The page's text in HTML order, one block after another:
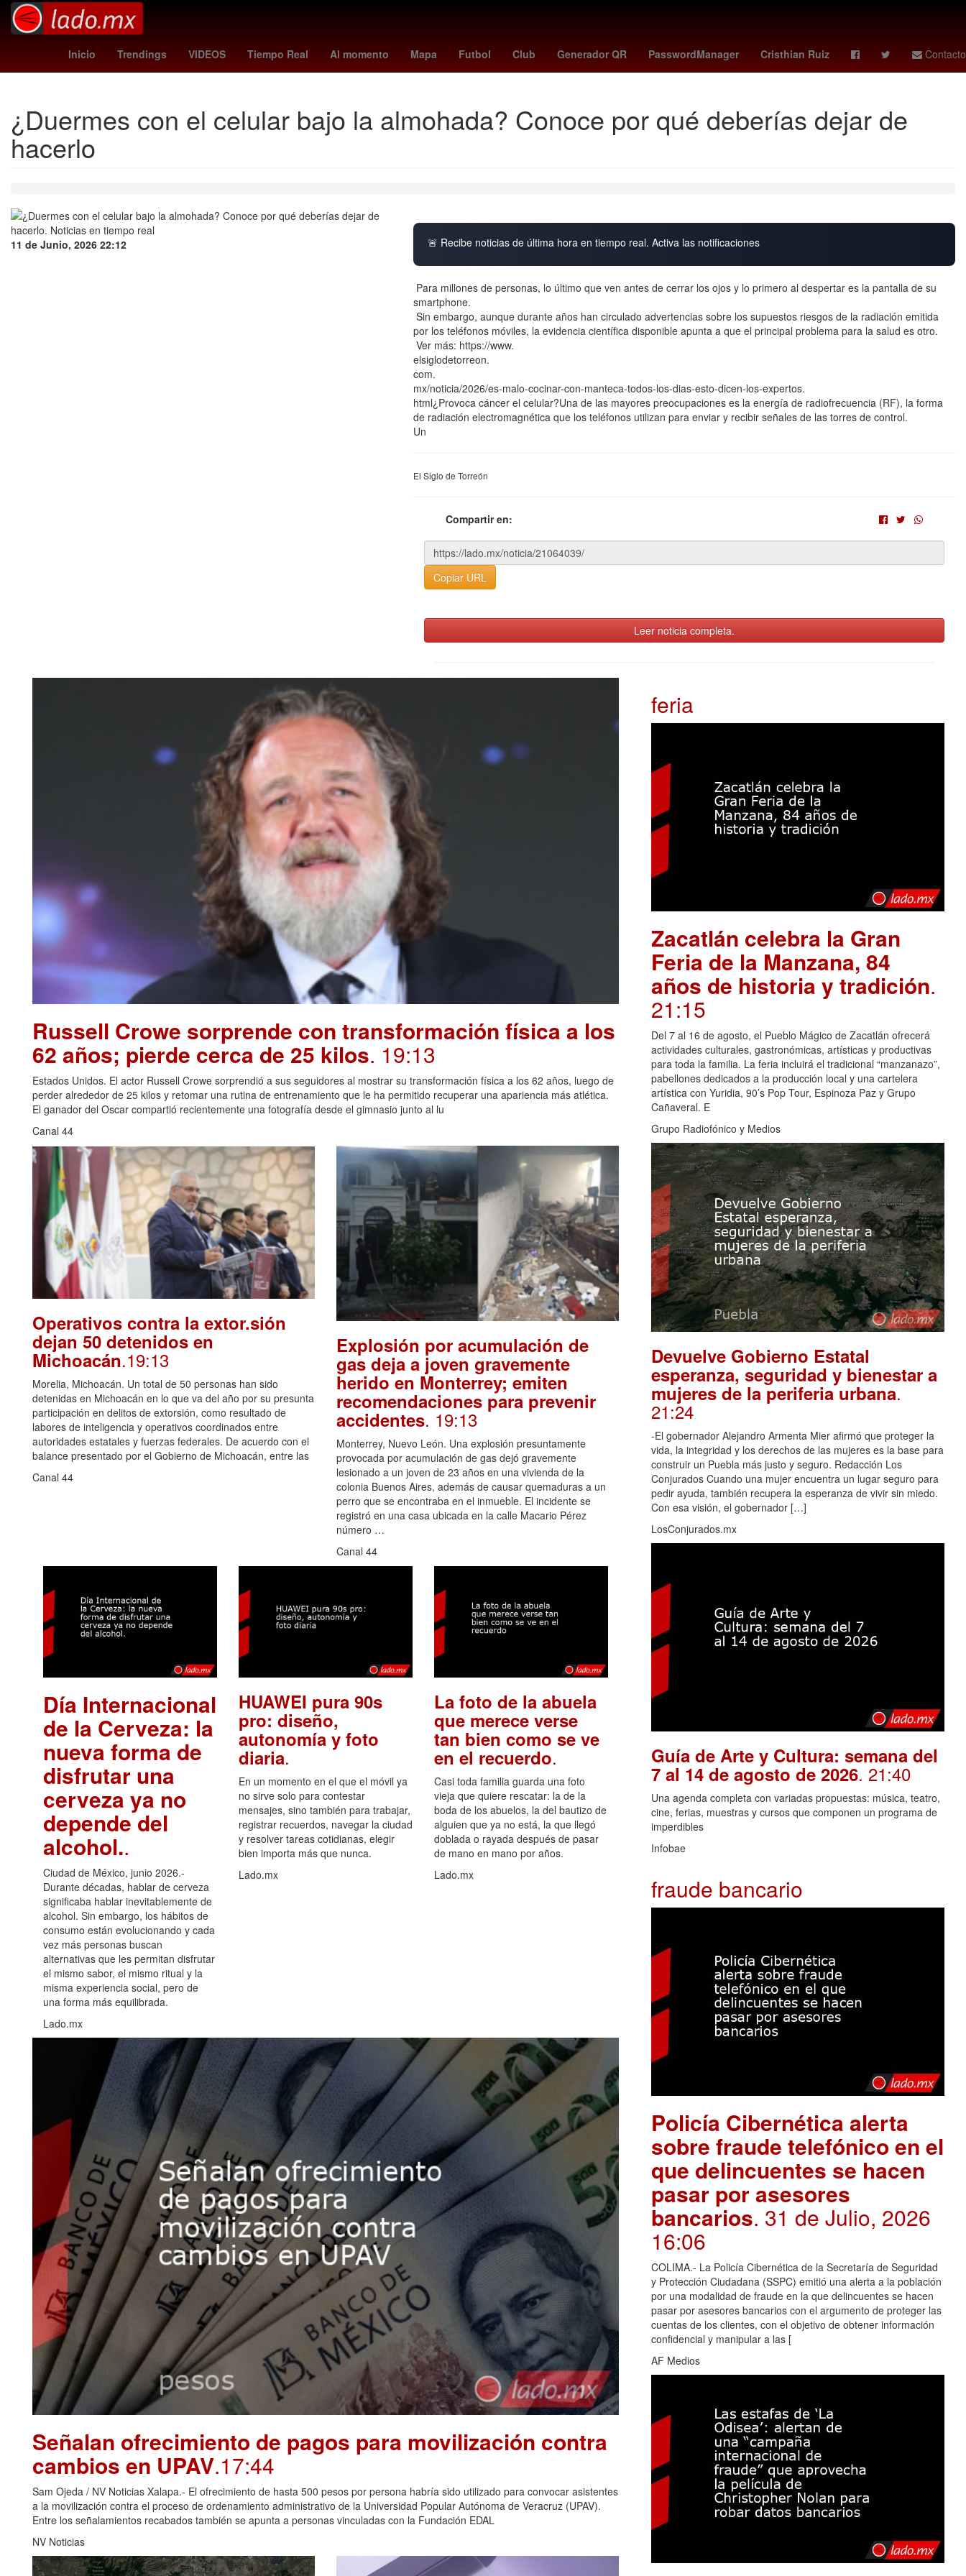
Inicio Trendings VIDEOS Tiempo Real Al momento Mapa Futbol Club Generador QR PasswordManager Cristhian Ruiz Contacto
jefferson lerma grecia quiroz Rockstar Games chucky lozano caracol en vivo biometría new york city fc Propiedad privada gideon mensah america hoy
¿Duermes con el celular bajo la almohada? Conoce por qué deberías dejar de
hacerlo
11 de Junio, 2026 22:12 🚨 Recibe noticias de última hora en tiempo real. Activa las notificaciones
Para millones de personas, lo último que ven antes de cerrar los ojos y lo primero al despertar es la pantalla de su
smartphone.
Sin embargo, aunque durante años han circulado advertencias sobre los supuestos riesgos de la radiación emitida
por los teléfonos móviles, la evidencia científica disponible apunta a que el principal problema para la salud es otro.
Ver más: https://www.
elsiglodetorreon.
com.
mx/noticia/2026/es-malo-cocinar-con-manteca-todos-los-dias-esto-dicen-los-expertos.
html¿Provoca cáncer el celular?Una de las mayores preocupaciones es la energía de radiofrecuencia (RF), la forma
de radiación electromagnética que los teléfonos utilizan para enviar y recibir señales de las torres de control.
Un
El Siglo de Torreón
Compartir en:
Copiar URL
Leer noticia completa.
Russell Crowe sorprende con transformación física a los
62 años; pierde cerca de 25 kilos. 19:13
Estados Unidos. El actor Russell Crowe sorprendió a sus seguidores al mostrar su transformación física a los 62 años, luego de
perder alrededor de 25 kilos y retomar una rutina de entrenamiento que le ha permitido recuperar una apariencia más atlética.
El ganador del Oscar compartió recientemente una fotografía desde el gimnasio junto al lu
Canal 44
Operativos contra la extor.sión
dejan 50 detenidos en
Michoacán.19:13
Morelia, Michoacán. Un total de 50 personas han sido
detenidas en Michoacán en lo que va del año por su presunta
participación en delitos de extorsión, como resultado de
labores de inteligencia y operativos coordinados entre
autoridades estatales y fuerzas federales. De acuerdo con el
balance presentado por el Gobierno de Michoacán, entre las
Canal 44
Explosión por acumulación de
gas deja a joven gravemente
herido en Monterrey; emiten
recomendaciones para prevenir
accidentes. 19:13
Monterrey, Nuevo León. Una explosión presuntamente
provocada por acumulación de gas dejó gravemente
lesionado a un joven de 23 años en una vivienda de la
colonia Buenos Aires, además de causar quemaduras a un
perro que se encontraba en el inmueble. El incidente se
registró en una casa ubicada en la calle Macario Pérez
número …
Canal 44
Día Internacional
de la Cerveza: la
nueva forma de
disfrutar una
cerveza ya no
depende del
alcohol..
Ciudad de México, junio 2026.-
Durante décadas, hablar de cerveza
significaba hablar inevitablemente de
alcohol. Sin embargo, los hábitos de
consumo están evolucionando y cada
vez más personas buscan
alternativas que les permitan disfrutar
el mismo sabor, el mismo ritual y la
misma experiencia social, pero de
una forma más equilibrada.
Lado.mx
HUAWEI pura 90s
pro: diseño,
autonomía y foto
diaria.
En un momento en el que el móvil ya
no sirve solo para contestar
mensajes, sino también para trabajar,
registrar recuerdos, navegar la ciudad
y resolver tareas cotidianas, elegir
bien importa más que nunca.
Lado.mx
La foto de la abuela
que merece verse
tan bien como se ve
en el recuerdo.
Casi toda familia guarda una foto
vieja que quiere rescatar: la de la
boda de los abuelos, la del bautizo de
alguien que ya no está, la que llegó
doblada o rayada después de pasar
de mano en mano por años.
Lado.mx
Señalan ofrecimiento de pagos para movilización contra
cambios en UPAV.17:44
Sam Ojeda / NV Noticias Xalapa.- El ofrecimiento de hasta 500 pesos por persona habría sido utilizado para convocar asistentes
a la movilización contra el proceso de ordenamiento administrativo de la Universidad Popular Autónoma de Veracruz (UPAV).
Entre los señalamientos recabados también se apunta a personas vinculadas con la Fundación EDAL
NV Noticias
feria
Zacatlán celebra la Gran
Feria de la Manzana, 84
años de historia y tradición.
21:15
Del 7 al 16 de agosto, el Pueblo Mágico de Zacatlán ofrecerá
actividades culturales, gastronómicas, artísticas y productivas
para toda la familia. La feria incluirá el tradicional “manzanazo”,
pabellones dedicados a la producción local y una cartelera
artística con Yuridia, 90’s Pop Tour, Espinoza Paz y Grupo
Cañaveral. E
Grupo Radiofónico y Medios
Devuelve Gobierno Estatal
esperanza, seguridad y bienestar a
mujeres de la periferia urbana.
21:24
-El gobernador Alejandro Armenta Mier afirmó que proteger la
vida, la integridad y los derechos de las mujeres es la base para
construir un Puebla más justo y seguro. Redacción Los
Conjurados Cuando una mujer encuentra un lugar seguro para
pedir ayuda, también recupera la esperanza de vivir sin miedo.
Con esa visión, el gobernador […]
LosConjurados.mx
Guía de Arte y Cultura: semana del
7 al 14 de agosto de 2026. 21:40
Una agenda completa con variadas propuestas: música, teatro,
cine, ferias, muestras y cursos que componen un programa de
imperdibles
Infobae
fraude bancario
Policía Cibernética alerta
sobre fraude telefónico en el
que delincuentes se hacen
pasar por asesores
bancarios. 31 de Julio, 2026
16:06
COLIMA.- La Policía Cibernética de la Secretaría de Seguridad
y Protección Ciudadana (SSPC) emitió una alerta a la población
por una modalidad de fraude en la que delincuentes se hacen
pasar por asesores bancarios con el argumento de proteger las
cuentas de los clientes, con el objetivo de obtener información
confidencial y manipular a las [
AF Medios